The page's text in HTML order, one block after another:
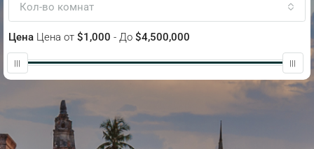
Кол-во комнат
Цена Цена от $1,000 - До $4,500,000